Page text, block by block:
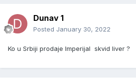
Dunav 1
Posted January 30, 2022
Ko u Srbiji prodaje Imperijal skvid liver ?